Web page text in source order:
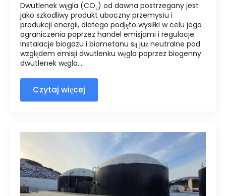
Dwutlenek węgla (CO₂) od dawna postrzegany jest
jako szkodliwy produkt uboczny przemysłu i
produkcji energii, dlatego podjęto wysiłki w celu jego
ograniczenia poprzez handel emisjami i regulacje.
Instalacje biogazu i biometanu są już neutralne pod
względem emisji dwutlenku węgla poprzez biogenny
dwutlenek węgla,...
Czytaj więcej